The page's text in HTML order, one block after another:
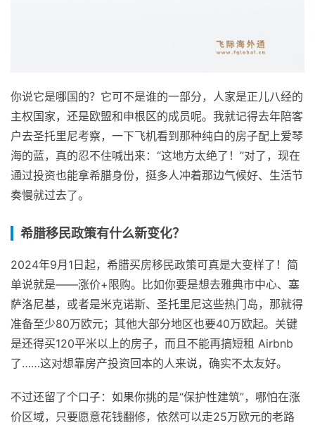
你说它是哪国的？它可不是谁的一部分，人家是正儿八经的
主权国家，还是欧盟和申根区的成员呢。我就记得去年陪客
户去圣托里尼考察，一下飞机看到那种纯白的房子配上爱琴
海的蓝，真的忍不住喊出来：“这地方太绝了！”对了，现在
通过投资也能拿希腊身份，挺多人冲着那边气候好、生活节
奏慢就过去了。
希腊移民政策有什么新变化？
2024年9月1日起，希腊买房移民政策可真是大变样了！简
单说就是——涨价+限购。比如你要是想去雅典市中心、塞
萨洛尼基，或者是米克诺斯、圣托里尼这些热门岛，那就得
准备至少80万欧元；其他大部分地区也要40万欧起。关键
是还得买120平米以上的房子，而且不能再搞短租 Airbnb
了……这对想靠房产投资回本的人来说，确实不太友好。
不过还留了个口子：如果你挑的是“保护性建筑”，哪怕在涨
价区域，只要愿意花钱翻修，依然可以走25万欧元的老路